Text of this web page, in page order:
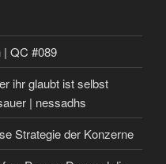
| QC #089
ihr glaubt ist selbst
| nessadhs
Strategie der Konzerne